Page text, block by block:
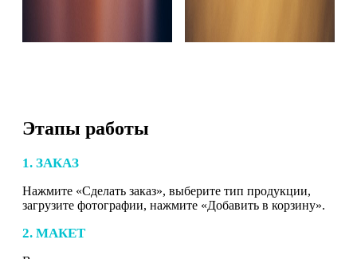
Этапы работы
1. ЗАКАЗ
Нажмите «Сделать заказ», выберите тип продукции,
загрузите фотографии, нажмите «Добавить в корзину».
2. МАКЕТ